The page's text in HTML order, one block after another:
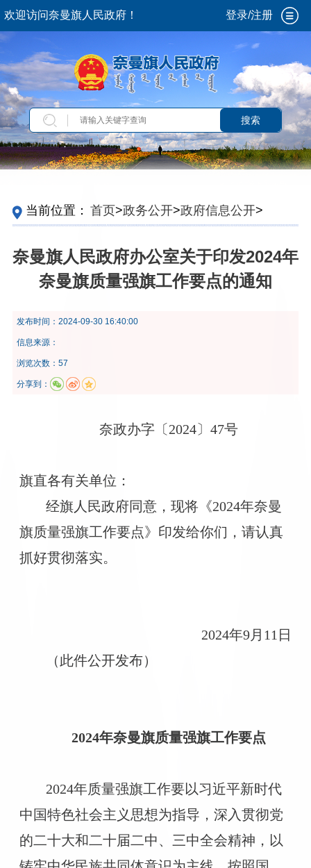
欢迎访问奈曼旗人民政府！ 登录/注册
搜索
当前位置： 首页>政务公开>政府信息公开>
府公报>2024>第3期>奈曼旗政府办公室文件
奈曼旗人民政府办公室关于印发2024年
奈曼旗质量强旗工作要点的通知
发布时间： 2024-09-30 16:40:00
信息来源：
浏览次数：57
分享到：
奈政办字〔2024〕47号
旗直各有关单位：
经旗人民政府同意，现将《2024年奈曼
旗质量强旗工作要点》印发给你们，请认真
抓好贯彻落实。
2024年9月11日
（此件公开发布）
2024年奈曼旗质量强旗工作要点
2024年质量强旗工作要以习近平新时代
中国特色社会主义思想为指导，深入贯彻党
的二十大和二十届二中、三中全会精神，以